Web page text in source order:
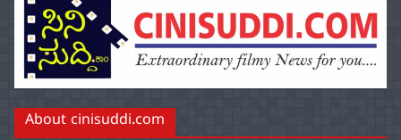
About cinisuddi.com